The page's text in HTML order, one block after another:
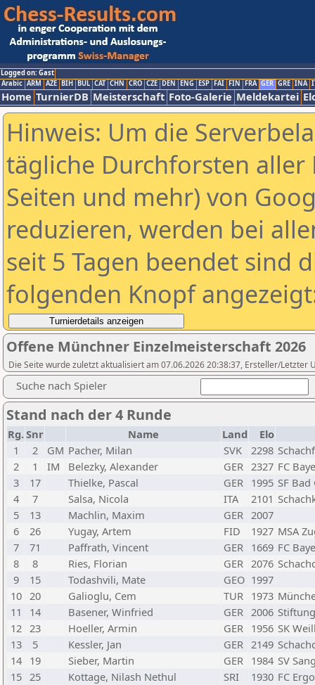
Logged on: Gast
Arabic ARM AZE BIH BUL CAT CHN CRO CZE DEN ENG ESP FAI FIN FRA GER GRE INA
Home TurnierDB Meisterschaft Foto-Galerie Meldekartei
Hinweis: Um die
tägliche Durchforsten aller
Seiten und mehr) von
reduzieren, werden bei
seit 5 Tagen beendet sind
folgenden Knopf
Offene Münchner Einzelmeisterschaft 2026
Die Seite wurde zuletzt aktualisiert am 07.06.2026 20:38:37, Ersteller/Letzter
Suche nach Spieler
Stand nach der 4 Runde
Rg.Snr Name Land
Elo
1
2 GM Pacher, Milan SVK 2298
2
1 IM Belezky, Alexander GER 2327 FC
3
17 Thielke, Pascal GER 1995 SF
4
7 Salsa, Nicola ITA 2101
5
13 Machlin, Maxim GER 2007
6
26 Yugay, Artem FID 1927 MSA
7
71 Paffrath, Vincent GER 1669 FC
8
8 Ries, Florian GER 2076
9
15 Todashvili, Mate GEO 1997
10 20 Galioglu, Cem TUR 1973
11
14 Basener, Winfried GER 2006
12 23 Hoeller, Armin GER 1956 SK
13
5 Kessler, Jan GER 2149
14 19 Sieber, Martin GER 1984 SV
15 25 Kottage, Nilash Nethul SRI 1930 FC